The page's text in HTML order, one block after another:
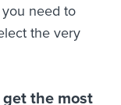
need to
the very
the most